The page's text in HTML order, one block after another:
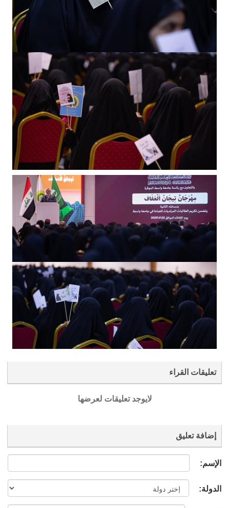
تعليقات القراء
لايوجد تعليقات لعرضها
إضافة تعليق
الإسم:
الدولة: